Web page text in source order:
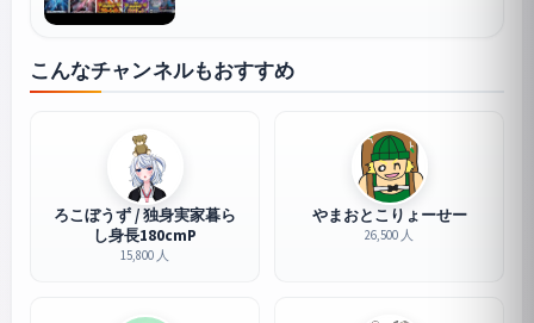
こんなチャンネルもおすすめ
ろこぼうず / 独身実家暮ら
し身長180cmP
15,800 人
やまおとこりょーせー
26,500 人